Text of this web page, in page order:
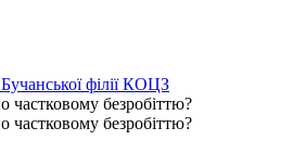
філії КОЦЗ
безробіттю?
безробіттю?